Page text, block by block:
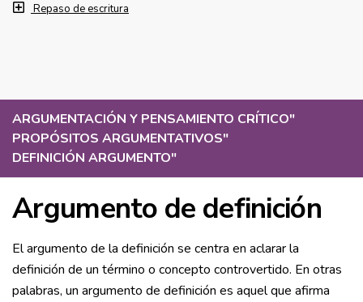
ARGUMENTACIÓN Y PENSAMIENTO CRÍTICO"
PROPÓSITOS ARGUMENTATIVOS"
DEFINICIÓN ARGUMENTO"
Argumento de definición
El argumento de la definición se centra en aclarar la
definición de un término o concepto controvertido. En otras
palabras, un argumento de definición es aquel que afirma
Repaso de escritura